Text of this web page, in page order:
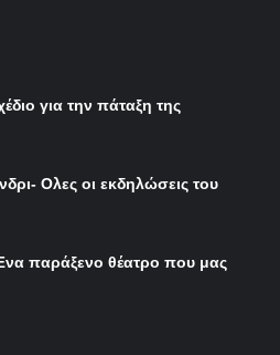
για την πάταξη της
Ολες οι εκδηλώσεις του
παράξενο θέατρο που μας